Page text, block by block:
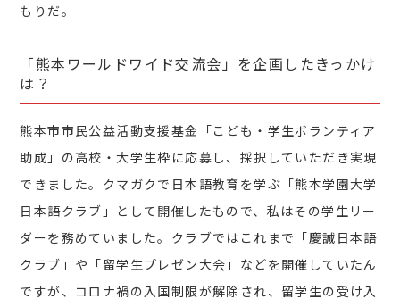
もりだ。
「熊本ワールドワイド交流会」を企画したきっかけ
は？
熊本市市民公益活動支援基金「こども・学生ボランティア
助成」の高校・大学生枠に応募し、採択していただき実現
できました。クマガクで日本語教育を学ぶ「熊本学園大学
日本語クラブ」として開催したもので、私はその学生リー
ダーを務めていました。クラブではこれまで「慶誠日本語
クラブ」や「留学生プレゼン大会」などを開催していたん
ですが、コロナ禍の入国制限が解除され、留学生の受け入